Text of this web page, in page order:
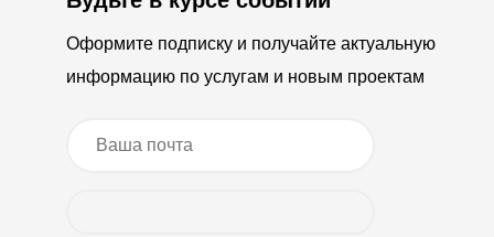
Оформите подписку и получайте актуальную
информацию по услугам и новым проектам